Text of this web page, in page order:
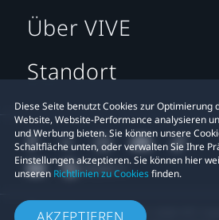
Diese Seite benutzt Cookies zur Optimierung
Website, Website-Performance analysieren
und Werbung bieten. Sie können unsere
Schaltfläche unten, oder verwalten Sie Ihre
Einstellungen akzeptieren. Sie können hier
unseren Richtlinien zu Cookiesfinden.
Über VIVE
Standort
© 2011-2026 HTC